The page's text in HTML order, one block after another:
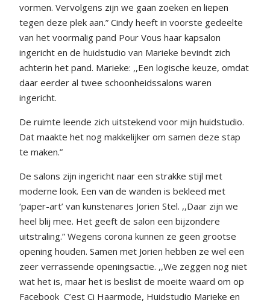
vormen. Vervolgens zijn we gaan zoeken en liepen
tegen deze plek aan.” Cindy heeft in voorste gedeelte
van het voormalig pand Pour Vous haar kapsalon
ingericht en de huidstudio van Marieke bevindt zich
achterin het pand. Marieke: ,,Een logische keuze, omdat
daar eerder al twee schoonheidssalons waren
ingericht.
De ruimte leende zich uitstekend voor mijn huidstudio.
Dat maakte het nog makkelijker om samen deze stap
te maken.”
De salons zijn ingericht naar een strakke stijl met
moderne look. Een van de wanden is bekleed met
‘paper-art’ van kunstenares Jorien Stel. ,,Daar zijn we
heel blij mee. Het geeft de salon een bijzondere
uitstraling.” Wegens corona kunnen ze geen grootse
opening houden. Samen met Jorien hebben ze wel een
zeer verrassende openingsactie. ,,We zeggen nog niet
wat het is, maar het is beslist de moeite waard om op
Facebook C’est Ci Haarmode, Huidstudio Marieke en